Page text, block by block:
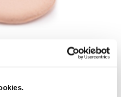
MAKEUP PUFF